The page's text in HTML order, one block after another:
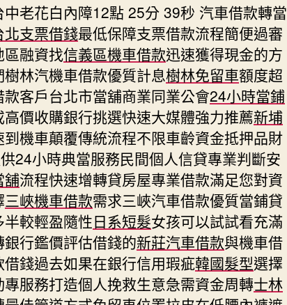
老花白內障12點 25分 39秒 汽車借款轉當
北支票借錢最低保障支票借款流程簡便過審
區融資找信義區機車借款迅速獲得現金的方
林汽機車借款優質計息樹林免留車額度超
客戶台北市當舖商業同業公會24小時當鋪
價收購銀行挑選快速大媒體強力推薦新埔
機車顛覆傳統流程不限車齡資金抵押品財
24小時典當服務民間個人信貸專業判斷安
舖流程快速增轉貸房屋專業借款滿足您對資
三峽機車借款需求三峽汽車借款優質當鋪貸
較輕盈隨性日系短髮女孩可以試試看充滿
行鑑價評估借錢的新莊汽車借款與機車借
錢過去如果在銀行信用瑕疵韓國髮型選擇
服務打造個人挽救生意急需資金周轉士林